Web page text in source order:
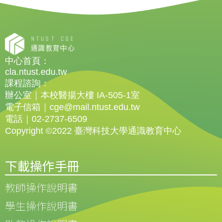
中心首頁：
cla.ntust.edu.tw
課程諮詢：
辦公室｜本校醫揚大樓 IA-505-1室
電子信箱｜cge@mail.ntust.edu.tw
電話｜02-2737-6509
Copyright ©2022 臺灣科技大學通識教育中心
下載操作手冊
教師操作說明書
學生操作說明書